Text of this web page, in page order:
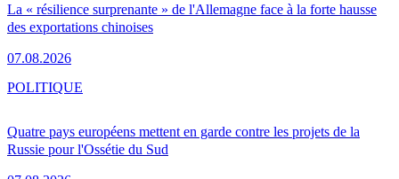
La « résilience surprenante » de l'Allemagne face à la forte hausse
des exportations chinoises
07.08.2026
Quatre pays européens mettent en garde contre les projets de la
Russie pour l'Ossétie du Sud
POLITIQUE